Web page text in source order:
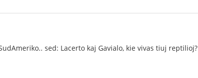
sed: Lacerto kaj Gavialo, kie vivas tiuj reptilioj?